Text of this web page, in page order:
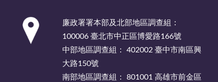
廉政署署本部及北部地區調查組：
100006 臺北市中正區博愛路166號
中部地區調查組： 402002 臺中市南區興
大路150號
南部地區調查組： 801001 高雄市前金區